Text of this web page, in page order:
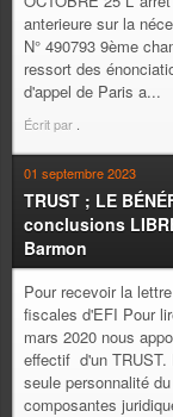
anterieure sur la
N° 490793 9ème
ressort des
d'appel de Paris a...
Écrit par
01 septembre 2023
TRUST ; LE
conclusions
Barmon
Pour recevoir la
fiscales d'EFI Pour
mars 2020 nous
effectif d'un TRUST.
seule personnalité
composantes